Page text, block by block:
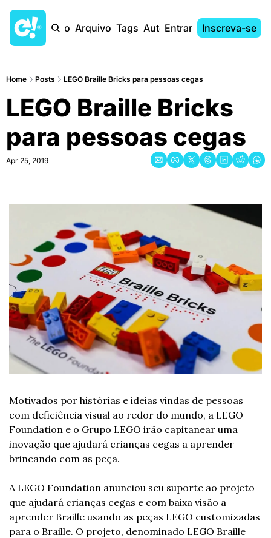
Início Arquivo Tags AutoresEntrar Inscreva-se
Home Posts LEGO Braille Bricks para pessoas cegas
LEGO Braille Bricks
para pessoas cegas
Apr 25, 2019
Motivados por histórias e ideias vindas de pessoas
com deficiência visual ao redor do mundo, a LEGO
Foundation e o Grupo LEGO irão capitanear uma
inovação que ajudará crianças cegas a aprender
brincando com as peça.
A LEGO Foundation anunciou seu suporte ao projeto
que ajudará crianças cegas e com baixa visão a
aprender Braille usando as peças LEGO customizadas
para o Braille. O projeto, denominado LEGO Braille